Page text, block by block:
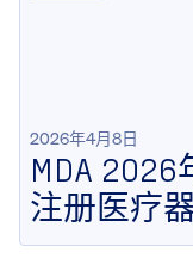
2026年4月8日
MDA
注册医疗